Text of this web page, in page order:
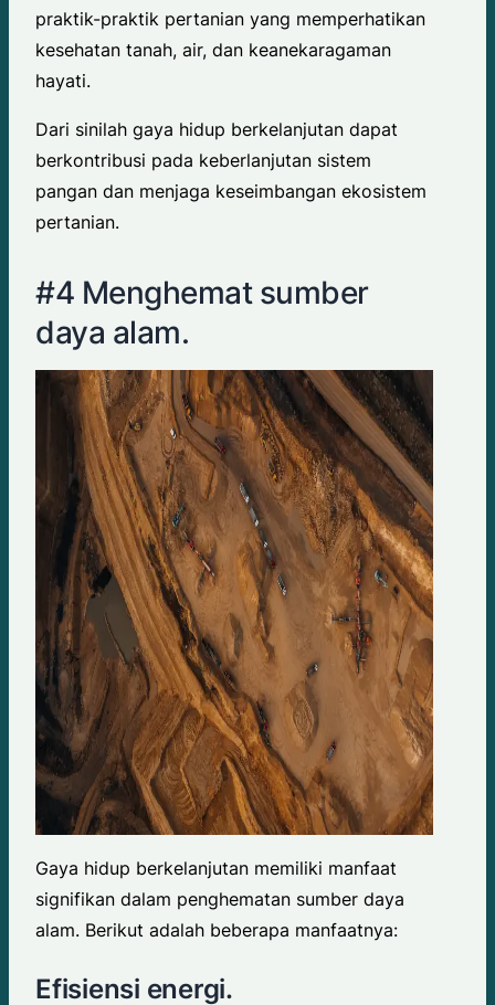
praktik-praktik pertanian yang memperhatikan
kesehatan tanah, air, dan keanekaragaman
hayati.
Dari sinilah gaya hidup berkelanjutan dapat
berkontribusi pada keberlanjutan sistem
pangan dan menjaga keseimbangan ekosistem
pertanian.
#4 Menghemat sumber
daya alam.
Gaya hidup berkelanjutan memiliki manfaat
signifikan dalam penghematan sumber daya
alam. Berikut adalah beberapa manfaatnya:
Efisiensi energi.